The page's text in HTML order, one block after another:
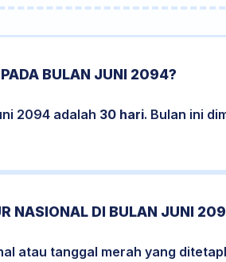
BULAN JUNI 2094?
2094 adalah 30 hari. Bulan ini
NASIONAL DI BULAN JUNI
atau tanggal merah yang